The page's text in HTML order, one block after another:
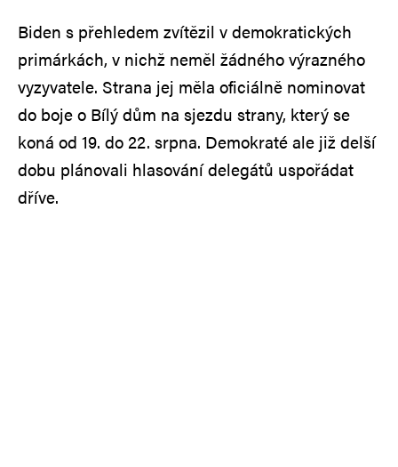
Biden s přehledem zvítězil v demokratických
primárkách, v nichž neměl žádného výrazného
vyzyvatele. Strana jej měla oficiálně nominovat
do boje o Bílý dům na sjezdu strany, který se
koná od 19. do 22. srpna. Demokraté ale již delší
dobu plánovali hlasování delegátů uspořádat
dříve.